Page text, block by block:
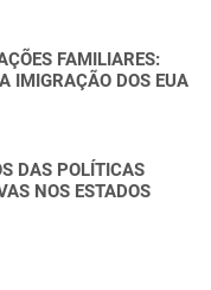
FAMILIARES:
IMIGRAÇÃO DOS EUA
DAS POLÍTICAS
NOS ESTADOS